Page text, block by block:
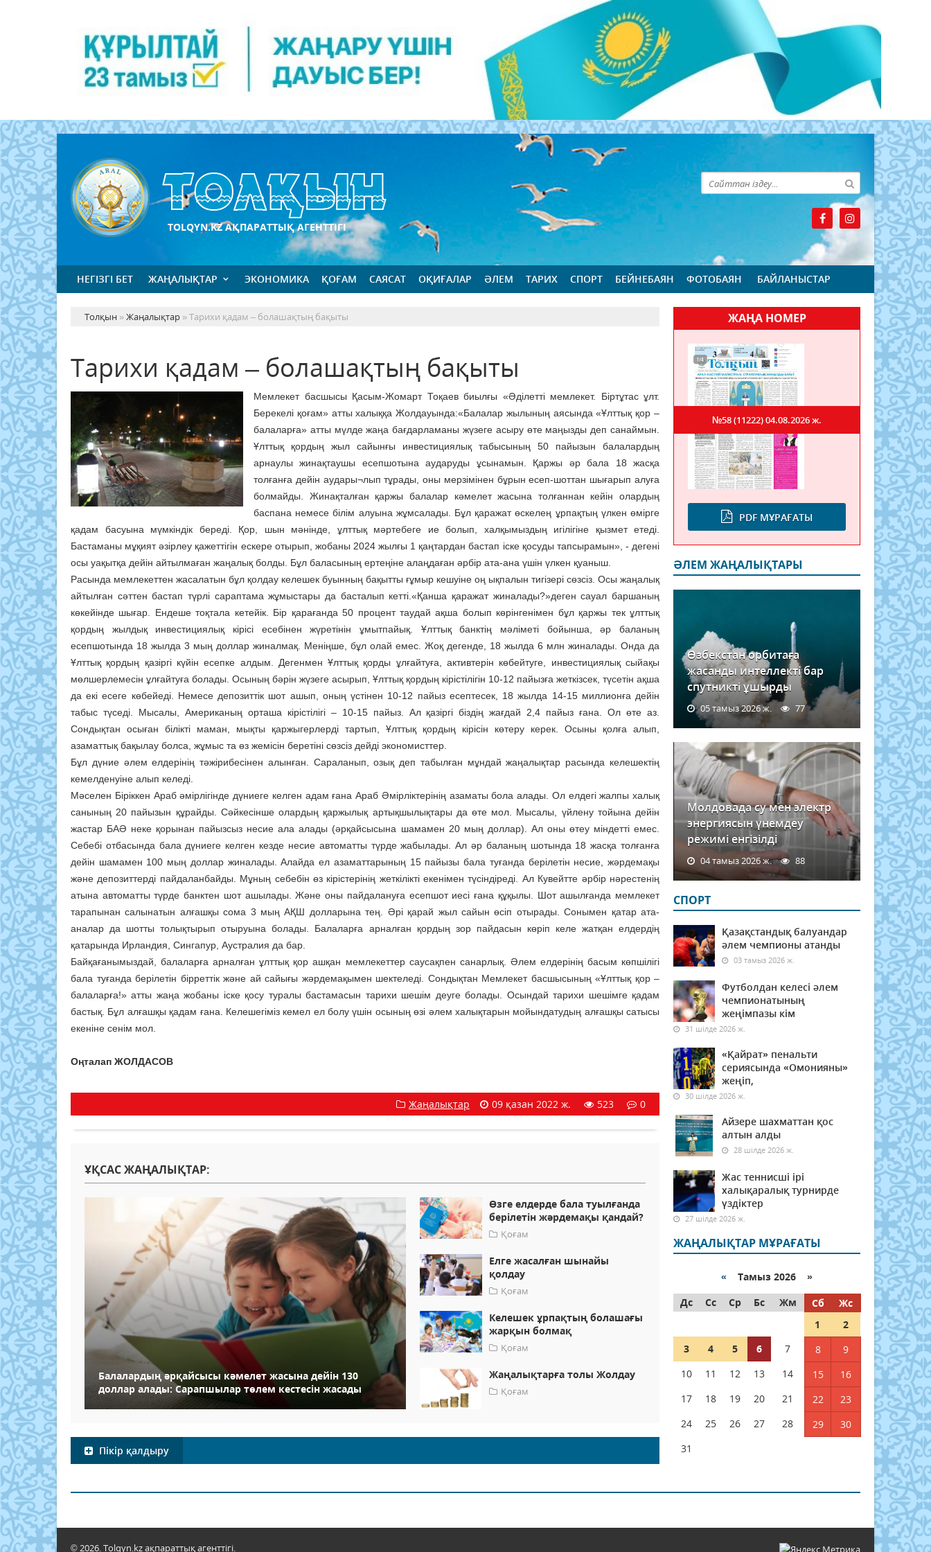
TOLQYN.KZ АҚПАРАТТЫҚ АГЕНТТІГІ
НЕГІЗГІ БЕТ ЖАҢАЛЫҚТАР ЭКОНОМИКА ҚОҒАМ САЯСАТ ОҚИҒАЛАР ӘЛЕМ ТАРИХ СПОРТ БЕЙНЕБАЯН ФОТОБАЯН БАЙЛАНЫСТАР
Толқын »Жаңалықтар » Тарихи қадам – болашақтың бақыты
Тарихи қадам – болашақтың бақыты
Мемлекет басшысы Қасым-Жомарт Тоқаев биылғы «Әділетті мемлекет. Біртұтас ұлт.
Берекелі қоғам» атты халыққа Жолдауында:«Балалар жылының аясында «Ұлттық қор –
балаларға» атты мүлде жаңа бағдарламаны жүзеге асыру өте маңызды деп санаймын.
Ұлттық қордың жыл сайынғы инвестициялық табысының 50 пайызын балалардың
арнаулы жинақтаушы есепшотына аударуды ұсынамын. Қаржы әр бала 18 жасқа
толғанға дейін аудары¬лып тұрады, оны мерзімінен бұрын есеп-шоттан шығарып алуға
болмайды. Жинақталған қаржы балалар кәмелет жасына толғаннан кейін олардың
баспана немесе білім алуына жұмсалады. Бұл қаражат өскелең ұрпақтың үлкен өмірге
қадам басуына мүмкіндік береді. Қор, шын мәнінде, ұлттық мәртебеге ие болып, халқымыздың игілігіне қызмет етеді.
Бастаманы мұқият әзірлеу қажеттігін ескере отырып, жобаны 2024 жылғы 1 қаңтардан бастап іске қосуды тапсырамын», - дегені
осы уақытқа дейін айтылмаған жаңалық болды. Бұл баласының ертеңіне алаңдаған әрбір ата-ана үшін үлкен қуаныш.
Расында мемлекеттен жасалатын бұл қолдау келешек буынның бақытты ғұмыр кешуіне оң ықпалын тигізері сөзсіз. Осы жаңалық
айтылған сәттен бастап түрлі сараптама жұмыстары да басталып кетті.«Қанша қаражат жиналады?»деген сауал баршаның
көкейінде шығар. Ендеше тоқтала кетейік. Бір қарағанда 50 процент таудай ақша болып көрінгенімен бұл қаржы тек ұлттық
қордың жылдық инвестициялық кірісі есебінен жүретінін ұмытпайық. Ұлттық банктің мәліметі бойынша, әр баланың
есепшотында 18 жылда 3 мың доллар жиналмақ. Меніңше, бұл олай емес. Жоқ дегенде, 18 жылда 6 млн жиналады. Онда да
Ұлттық қордың қазіргі күйін есепке алдым. Дегенмен Ұлттық қорды ұлғайтуға, активтерін көбейтуге, инвестициялық сыйақы
мөлшерлемесін ұлғайтуға болады. Осының бәрін жүзеге асырып, Ұлттық қордың кірістілігін 10-12 пайызға жеткізсек, түсетін ақша
да екі есеге көбейеді. Немесе депозиттік шот ашып, оның үстінен 10-12 пайыз есептесек, 18 жылда 14-15 миллионға дейін
табыс түседі. Мысалы, Американың орташа кірістілігі – 10-15 пайыз. Ал қазіргі біздің жағдай 2,4 пайыз ғана. Ол өте аз.
Сондықтан осыған білікті маман, мықты қаржыгерлерді тартып, Ұлттық қордың кірісін көтеру керек. Осыны қолға алып,
азаматтық бақылау болса, жұмыс та өз жемісін беретіні сөзсіз дейді экономисттер.
Бұл дүние әлем елдерінің тәжірибесінен алынған. Сараланып, озық деп табылған мұндай жаңалықтар расында келешектің
кемелденуіне алып келеді.
Мәселен Біріккен Араб әмірлігінде дүниеге келген адам ғана Араб Әмірліктерінің азаматы бола алады. Ол елдегі жалпы халық
санының 20 пайызын құрайды. Сәйкесінше олардың қаржылық артықшылықтары да өте мол. Мысалы, үйлену тойына дейін
жастар БАӘ неке қорынан пайызсыз несие ала алады (әрқайсысына шамамен 20 мың доллар). Ал оны өтеу міндетті емес.
Себебі отбасында бала дүниеге келген кезде несие автоматты түрде жабылады. Ал әр баланың шотында 18 жасқа толғанға
дейін шамамен 100 мың доллар жиналады. Алайда ел азаматтарының 15 пайызы бала туғанда берілетін несие, жәрдемақы
және депозиттерді пайдаланбайды. Мұның себебін өз кірістерінің жеткілікті екенімен түсіндіреді. Ал Кувейтте әрбір нәрестенің
атына автоматты түрде банктен шот ашылады. Және оны пайдалануға есепшот иесі ғана құқылы. Шот ашылғанда мемлекет
тарапынан салынатын алғашқы сома 3 мың АҚШ долларына тең. Әрі қарай жыл сайын өсіп отырады. Сонымен қатар ата-
аналар да шотты толықтырып отыруына болады. Балаларға арналған қордың зор пайдасын көріп келе жатқан елдердің
қатарында Ирландия, Сингапур, Аустралия да бар.
Байқағанымыздай, балаларға арналған ұлттық қор ашқан мемлекеттер саусақпен санарлық. Әлем елдерінің басым көпшілігі
бала туғанда берілетін бірреттік және ай сайығы жәрдемақымен шектеледі. Сондықтан Мемлекет басшысының «Ұлттық қор –
балаларға!» атты жаңа жобаны іске қосу туралы бастамасын тарихи шешім деуге болады. Осындай тарихи шешімге қадам
бастық. Бұл алғашқы қадам ғана. Келешегіміз кемел ел болу үшін осының өзі әлем халықтарын мойындатудың алғашқы сатысы
екеніне сенім мол.
Оңталап ЖОЛДАСОВ
Жаңалықтар 09 қазан 2022 ж. 523 0
ҰҚСАС ЖАҢАЛЫҚТАР:
Балалардың әрқайсысы кәмелет жасына дейін 130
доллар алады: Сарапшылар төлем кестесін жасады
Өзге елдерде бала туылғанда
берілетін жәрдемақы қандай?
Қоғам
Елге жасалған шынайы
қолдау
Қоғам
Келешек ұрпақтың болашағы
жарқын болмақ
Қоғам
Жаңалықтарға толы Жолдау
Қоғам
Пікір қалдыру
ЖАҢА НОМЕР
PDF МҰРАҒАТЫ
№58 (11222)04.08.2026 ж.
ӘЛЕМ ЖАҢАЛЫҚТАРЫ
Өзбекстан орбитаға
жасанды интеллекті бар
спутникті ұшырды
05 тамыз 2026 ж. 77
Молдовада су мен электр
энергиясын үнемдеу
режимі енгізілді
04 тамыз 2026 ж. 88
СПОРТ
Қазақстандық балуандар
әлем чемпионы атанды
03 тамыз 2026 ж.
Футболдан келесі әлем
чемпионатының
жеңімпазы кім
31 шілде 2026 ж.
«Қайрат» пенальти
сериясында «Омонияны»
жеңіп,
30 шілде 2026 ж.
Айзере шахматтан қос
алтын алды
28 шілде 2026 ж.
Жас теннисші ірі
халықаралық турнирде
үздіктер
27 шілде 2026 ж.
ЖАҢАЛЫҚТАР МҰРАҒАТЫ
« Тамыз 2026 »
Дс
Сс Ср Бс Жм Сб
Жс
1
2
3
4 5 6 7 8
9
10
11 12 13 14 15
16
17
18 19 20 21 22
23
24
25 26 27 28 29
30
31
© 2026. Tolqyn.kz ақпараттық агенттігі.